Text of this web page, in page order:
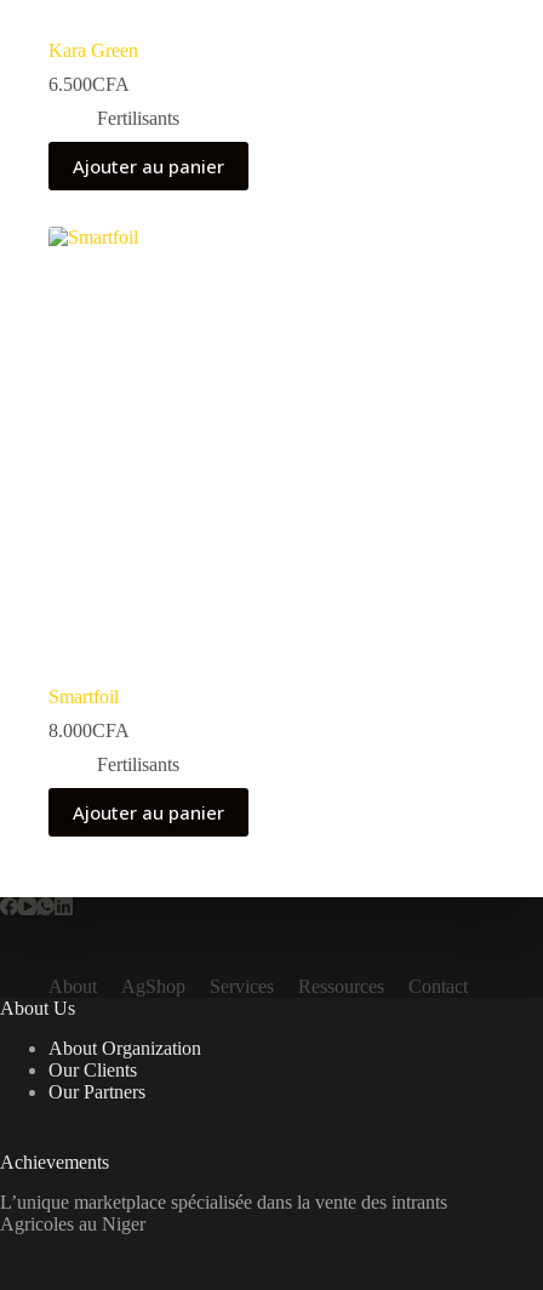
Kara Green
6.500CFA
Fertilisants
Ajouter au panier
Smartfoil
8.000CFA
Fertilisants
Ajouter au panier
About AgShop Services Ressources
Contact
About Us
About Organization
Our Clients
Our Partners
Achievements
L’unique marketplace spécialisée dans la vente des intrants
Agricoles au Niger